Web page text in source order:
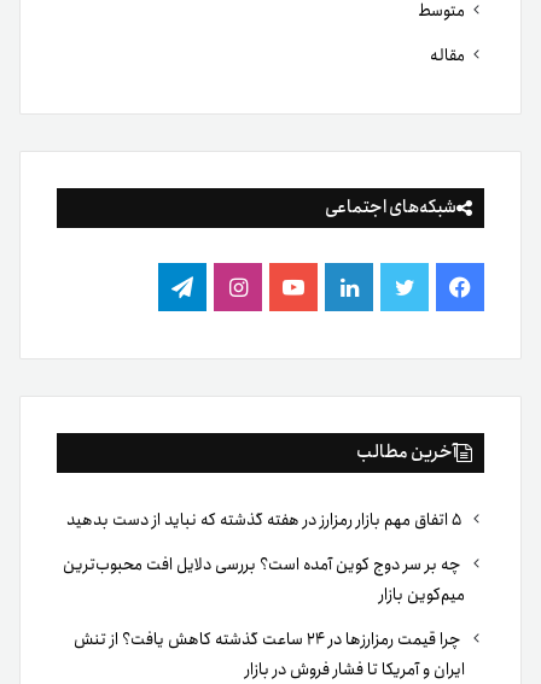
متوسط
مقاله
شبکه‌های اجتماعی
فیس
بوک
توییتر لینکدینیوتیوباینستاگرام
تلگرام
آخرین مطالب
چه بر سر دوج کوین آمده است؟ بررسی دلایل افت محبوب‌ترین
میم‌کوین بازار
چرا قیمت رمزارزها در ۲۴ ساعت گذشته کاهش یافت؟ از تنش
ایران و آمریکا تا فشار فروش در بازار